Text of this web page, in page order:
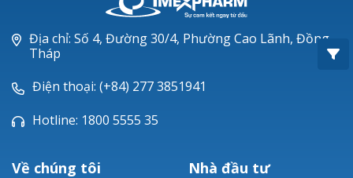
Piperacillin
Ticarlinat®
Zobacta®
Bacsulfo®
Địa chỉ: Số 4, Đường 30/4, Phường Cao Lãnh, Đồng
Tháp
Điện thoại: (+84) 277 3851941
Hotline: 1800 5555 35
Về chúng tôi Nhà đầu tư